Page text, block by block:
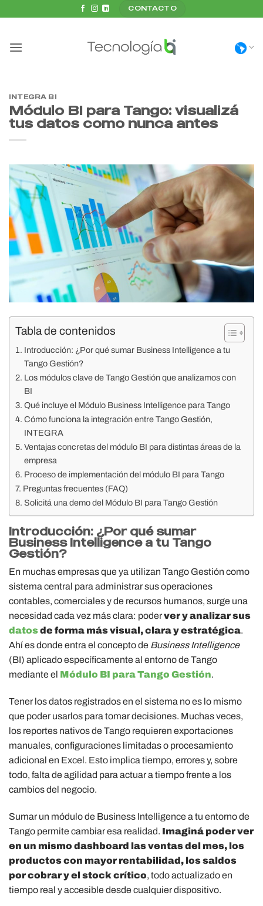
CONTACTO
INTEGRA BI
Módulo BI para Tango: visualizá
tus datos como nunca antes
Tabla de contenidos
Introducción: ¿Por qué sumar Business Intelligence a tu
Tango Gestión?
Los módulos clave de Tango Gestión que analizamos con
BI
Qué incluye el Módulo Business Intelligence para Tango
Cómo funciona la integración entre Tango Gestión,
INTEGRA
Ventajas concretas del módulo BI para distintas áreas de la
empresa
Proceso de implementación del módulo BI para Tango
Preguntas frecuentes (FAQ)
Solicitá una demo del Módulo BI para Tango Gestión
Introducción: ¿Por qué sumar
Business Intelligence a tu Tango
Gestión?
En muchas empresas que ya utilizan Tango Gestión como
sistema central para administrar sus operaciones
contables, comerciales y de recursos humanos, surge una
necesidad cada vez más clara: poderver y analizar sus
datosde forma más visual, clara y estratégica.
Ahí es donde entra el concepto de Business Intelligence
(BI) aplicado específicamente al entorno de Tango
mediante el Módulo BI para Tango Gestión.
Tener los datos registrados en el sistema no es lo mismo
que poder usarlos para tomar decisiones. Muchas veces,
los reportes nativos de Tango requieren exportaciones
manuales, configuraciones limitadas o procesamiento
adicional en Excel. Esto implica tiempo, errores y, sobre
todo, falta de agilidad para actuar a tiempo frente a los
cambios del negocio.
Sumar un módulo de Business Intelligence a tu entorno de
Tango permite cambiar esa realidad. Imaginá poder ver
en un mismo dashboard las ventas del mes, los
productos con mayor rentabilidad, los saldos
por cobrar y el stock crítico, todo actualizado en
tiempo real y accesible desde cualquier dispositivo.